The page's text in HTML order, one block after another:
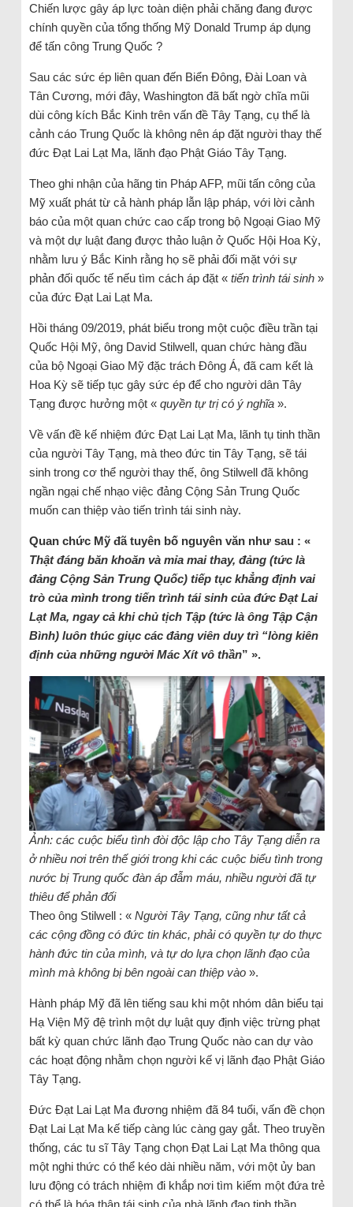
Chiến lược gây áp lực toàn diện phải chăng đang được
chính quyền của tổng thống Mỹ Donald Trump áp dụng
để tấn công Trung Quốc ?
Sau các sức ép liên quan đến Biển Đông, Đài Loan và
Tân Cương, mới đây, Washington đã bất ngờ chĩa mũi
dùi công kích Bắc Kinh trên vấn đề Tây Tạng, cụ thể là
cảnh cáo Trung Quốc là không nên áp đặt người thay thế
đức Đạt Lai Lạt Ma, lãnh đạo Phật Giáo Tây Tạng.
Theo ghi nhận của hãng tin Pháp AFP, mũi tấn công của
Mỹ xuất phát từ cả hành pháp lẫn lập pháp, với lời cảnh
báo của một quan chức cao cấp trong bộ Ngoại Giao Mỹ
và một dự luật đang được thảo luận ở Quốc Hội Hoa Kỳ,
nhằm lưu ý Bắc Kinh rằng họ sẽ phải đối mặt với sự
phản đối quốc tế nếu tìm cách áp đặt « tiến trình tái sinh»
của đức Đạt Lai Lạt Ma.
Hồi tháng 09/2019, phát biểu trong một cuộc điều trần tại
Quốc Hội Mỹ, ông David Stilwell, quan chức hàng đầu
của bộ Ngoại Giao Mỹ đặc trách Đông Á, đã cam kết là
Hoa Kỳ sẽ tiếp tục gây sức ép để cho người dân Tây
Tạng được hưởng một « quyền tự trị có ý nghĩa».
Về vấn đề kế nhiệm đức Đạt Lai Lạt Ma, lãnh tụ tinh thần
của người Tây Tạng, mà theo đức tin Tây Tạng, sẽ tái
sinh trong cơ thể người thay thế, ông Stilwell đã không
ngần ngại chế nhạo việc đảng Cộng Sản Trung Quốc
muốn can thiệp vào tiến trình tái sinh này.
Quan chức Mỹ đã tuyên bố nguyên văn như sau : «
Thật đáng băn khoăn và mỉa mai thay, đảng (tức là
đảng Cộng Sản Trung Quốc) tiếp tục khẳng định vai
trò của mình trong tiến trình tái sinh của đức Đạt Lai
Lạt Ma, ngay cả khi chủ tịch Tập (tức là ông Tập Cận
Bình) luôn thúc giục các đảng viên duy trì “lòng kiên
định của những người Mác Xít vô thần” ».
Ảnh: các cuộc biểu tình đòi độc lập cho Tây Tạng diễn ra
ở nhiều nơi trên thế giới trong khi các cuộc biểu tình trong
nước bị Trung quốc đàn áp đẫm máu, nhiều người đã tự
thiêu để phản đối
Theo ông Stilwell : « Người Tây Tạng, cũng như tất cả
các cộng đồng có đức tin khác, phải có quyền tự do thực
hành đức tin của mình, và tự do lựa chọn lãnh đạo của
mình mà không bị bên ngoài can thiệp vào».
Hành pháp Mỹ đã lên tiếng sau khi một nhóm dân biểu tại
Hạ Viện Mỹ đệ trình một dự luật quy định việc trừng phạt
bất kỳ quan chức lãnh đạo Trung Quốc nào can dự vào
các hoạt động nhằm chọn người kế vị lãnh đạo Phật Giáo
Tây Tạng.
Đức Đạt Lai Lạt Ma đương nhiệm đã 84 tuổi, vấn đề chọn
Đạt Lai Lạt Ma kế tiếp càng lúc càng gay gắt. Theo truyền
thống, các tu sĩ Tây Tạng chọn Đạt Lai Lạt Ma thông qua
một nghi thức có thể kéo dài nhiều năm, với một ủy ban
lưu động có trách nhiệm đi khắp nơi tìm kiếm một đứa trẻ
có thể là hóa thân tái sinh của nhà lãnh đạo tinh thần